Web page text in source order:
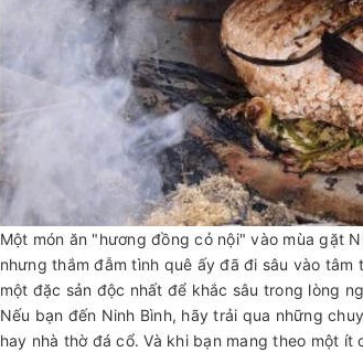
Một món ăn "hương đồng cỏ nội" vào mùa gặt
nhưng thắm đẫm tình quê ấy đã đi sâu vào
một đặc sản độc nhất để khắc sâu trong lòng
Nếu bạn đến Ninh Bình, hãy trải qua những
hay nhà thờ đá cổ. Và khi bạn mang theo một